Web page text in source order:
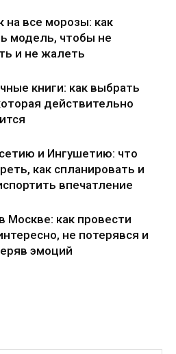
на все морозы: как
модель, чтобы не
и не жалеть
книги: как выбрать
действительно
и Ингушетию: что
как спланировать и
впечатление
Москве: как провести
не потерявся и
эмоций